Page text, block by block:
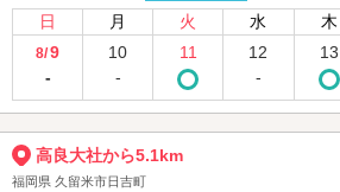
日 月 火 水 木
8/9
-
10
-
11
12
-
13
高良大社から5.1km
福岡県 久留米市日吉町